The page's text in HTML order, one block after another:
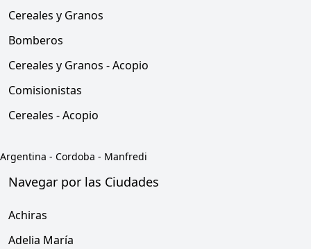
Cereales y Granos
Bomberos
Cereales y Granos - Acopio
Comisionistas
Cereales - Acopio
Argentina - Cordoba - Manfredi
Navegar por las Ciudades
Achiras
Adelia María